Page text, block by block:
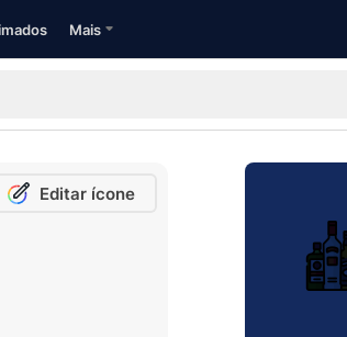
Mais
Editar ícone